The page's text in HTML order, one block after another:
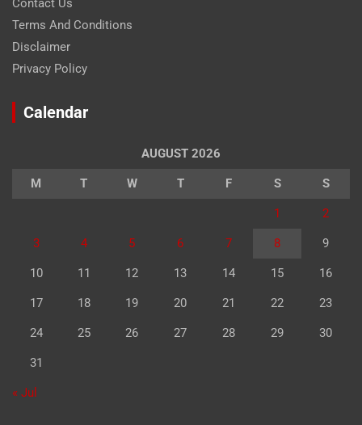
Contact Us
Terms And Conditions
Disclaimer
Privacy Policy
Calendar
AUGUST 2026
M T W T F S S
1 2
3 4 5 6 7 8 9
10 11 12 13 14 15 16
17 18 19 20 21 22 23
24 25 26 27 28 29 30
31
« Jul